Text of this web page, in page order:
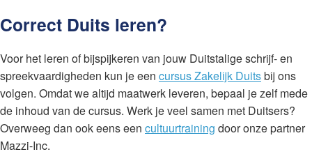
Correct Duits leren?
Voor het leren of bijspijkeren van jouw Duitstalige schrijf- en
spreekvaardigheden kun je een cursus Zakelijk Duitsbij ons
volgen. Omdat we altijd maatwerk leveren, bepaal je zelf mede
de inhoud van de cursus. Werk je veel samen met Duitsers?
Overweeg dan ook eens een cultuurtraining door onze partner
Mazzi-Inc.